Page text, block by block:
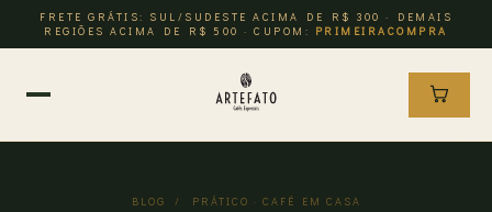
FRETE GRÁTIS: SUL/SUDESTE ACIMA DE R$ 300 · DEMAIS
REGIÕES ACIMA DE R$ 500 · CUPOM: PRIMEIRACOMPRA
BLOG / PRÁTICO · CAFÉ EM CASA